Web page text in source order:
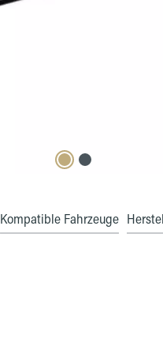
Kompatible Fahrzeuge